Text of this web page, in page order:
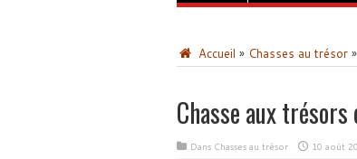
Accueil » Chasses au trésor »
Chasse aux
Dans Chasses au trésor 10 août